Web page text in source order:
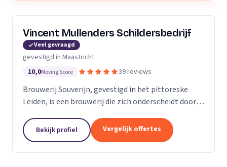
Vincent Mullenders Schildersbedrijf
Veel gevraagd
gevestigd in Maastricht
10,0Moving Score 39 reviews
Brouwerij Souverijn, gevestigd in het pittoreske
Leiden, is een brouwerij die zich onderscheidt door
de prachtige Rijn die door onze stad stroomt,...
Bekijk profiel Vergelijk offertes